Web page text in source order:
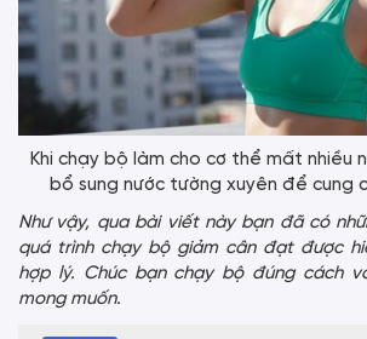
Khi chạy bộ làm cho cơ thể mất nhiều
bổ sung nước tường xuyên để cung
Như vậy, qua bài viết này bạn đã có
quá trình chạy bộ giảm cân đạt được
hợp lý. Chúc bạn chạy bộ đúng cách
mong muốn.